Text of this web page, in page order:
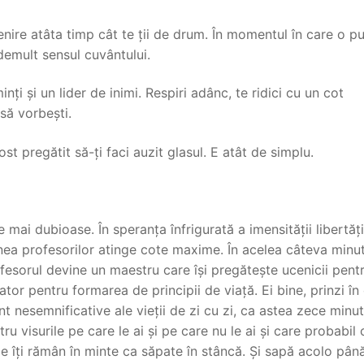
atâta timp cât te ții de drum. În momentul în care o
sensul cuvântului.
și un lider de inimi. Respiri adânc, te ridici cu un cot
vorbești.
pregătit să-ți faci auzit glasul. E atât de simplu.
mai dubioase. În speranța înfrigurată a imensității
profesorilor atinge cote maxime. În acelea câteva
devine un maestru care își pregătește ucenicii
pentru formarea de principii de viață. Ei bine, prinzi în
nesemnificative ale vieții de zi cu zi, ca astea zece
visurile pe care le ai și pe care nu le ai și care probabil
rămân în minte ca săpate în stâncă. Și sapă acolo